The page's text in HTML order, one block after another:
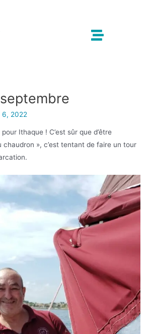
6, 2022
Ithaque ! C’est sûr que d’être
chaudron », c’est tentant de faire un tour